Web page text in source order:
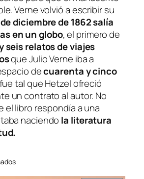
Verne volvió a escribir su
diciembre de 1862 salía
en un globo, el primero de
seis relatos de viajes
que Julio Verne iba a
decuarenta y cinco
tal que Hetzel ofreció
un contrato al autor. No
el libro respondía a una
naciendo la literatura